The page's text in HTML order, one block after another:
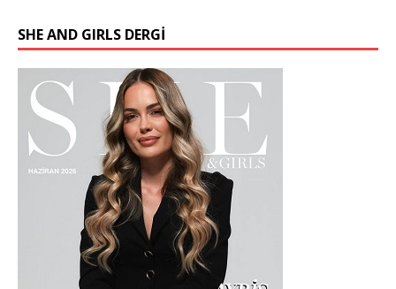
SHE AND GIRLS DERGİ